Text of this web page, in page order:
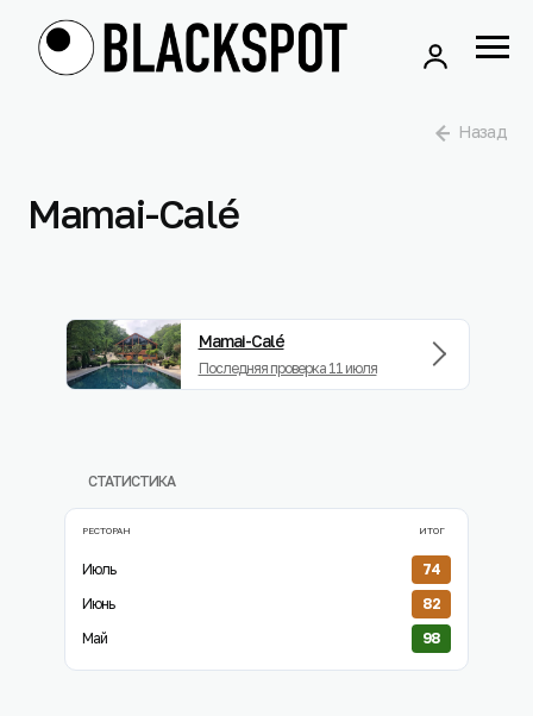
Mamai-Calé
Последняя проверка 11 июля
СТАТИСТИКА
Июль 74
РЕСТОРАН ИТОГ
Июнь
82
Май
98